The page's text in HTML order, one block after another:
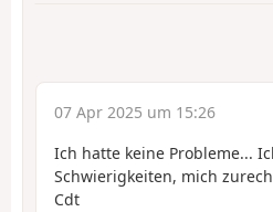
07 Apr 2025 um 15:26
Ich hatte keine Probleme...
Schwierigkeiten, mich
Cdt